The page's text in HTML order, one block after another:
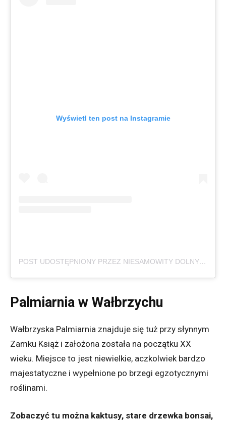
Wyświetl ten post na Instagramie
POST UDOSTĘPNIONY PRZEZ NIESAMOWITY DOLNY ŚLĄSK (@NIESAMOWITYDOLNYSLASK)
Palmiarnia w Wałbrzychu
Wałbrzyska Palmiarnia znajduje się tuż przy słynnym
Zamku Książ i założona została na początku XX
wieku. Miejsce to jest niewielkie, aczkolwiek bardzo
majestatyczne i wypełnione po brzegi egzotycznymi
roślinami.
Zobaczyć tu można kaktusy, stare drzewka bonsai,